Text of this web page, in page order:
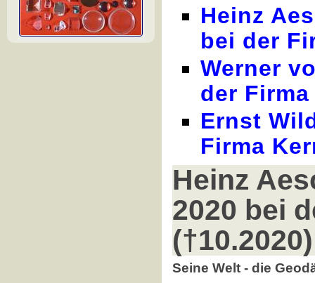
Heinz
bei der
Werner
der Firma
Ernst
Firma
Heinz
2020 bei
(†10.2020)
Seine Welt - die